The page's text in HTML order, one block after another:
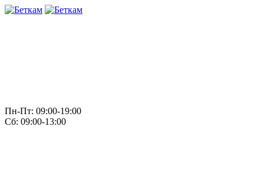
Пн-Пт: 09:00-19:00
Сб: 09:00-13:00